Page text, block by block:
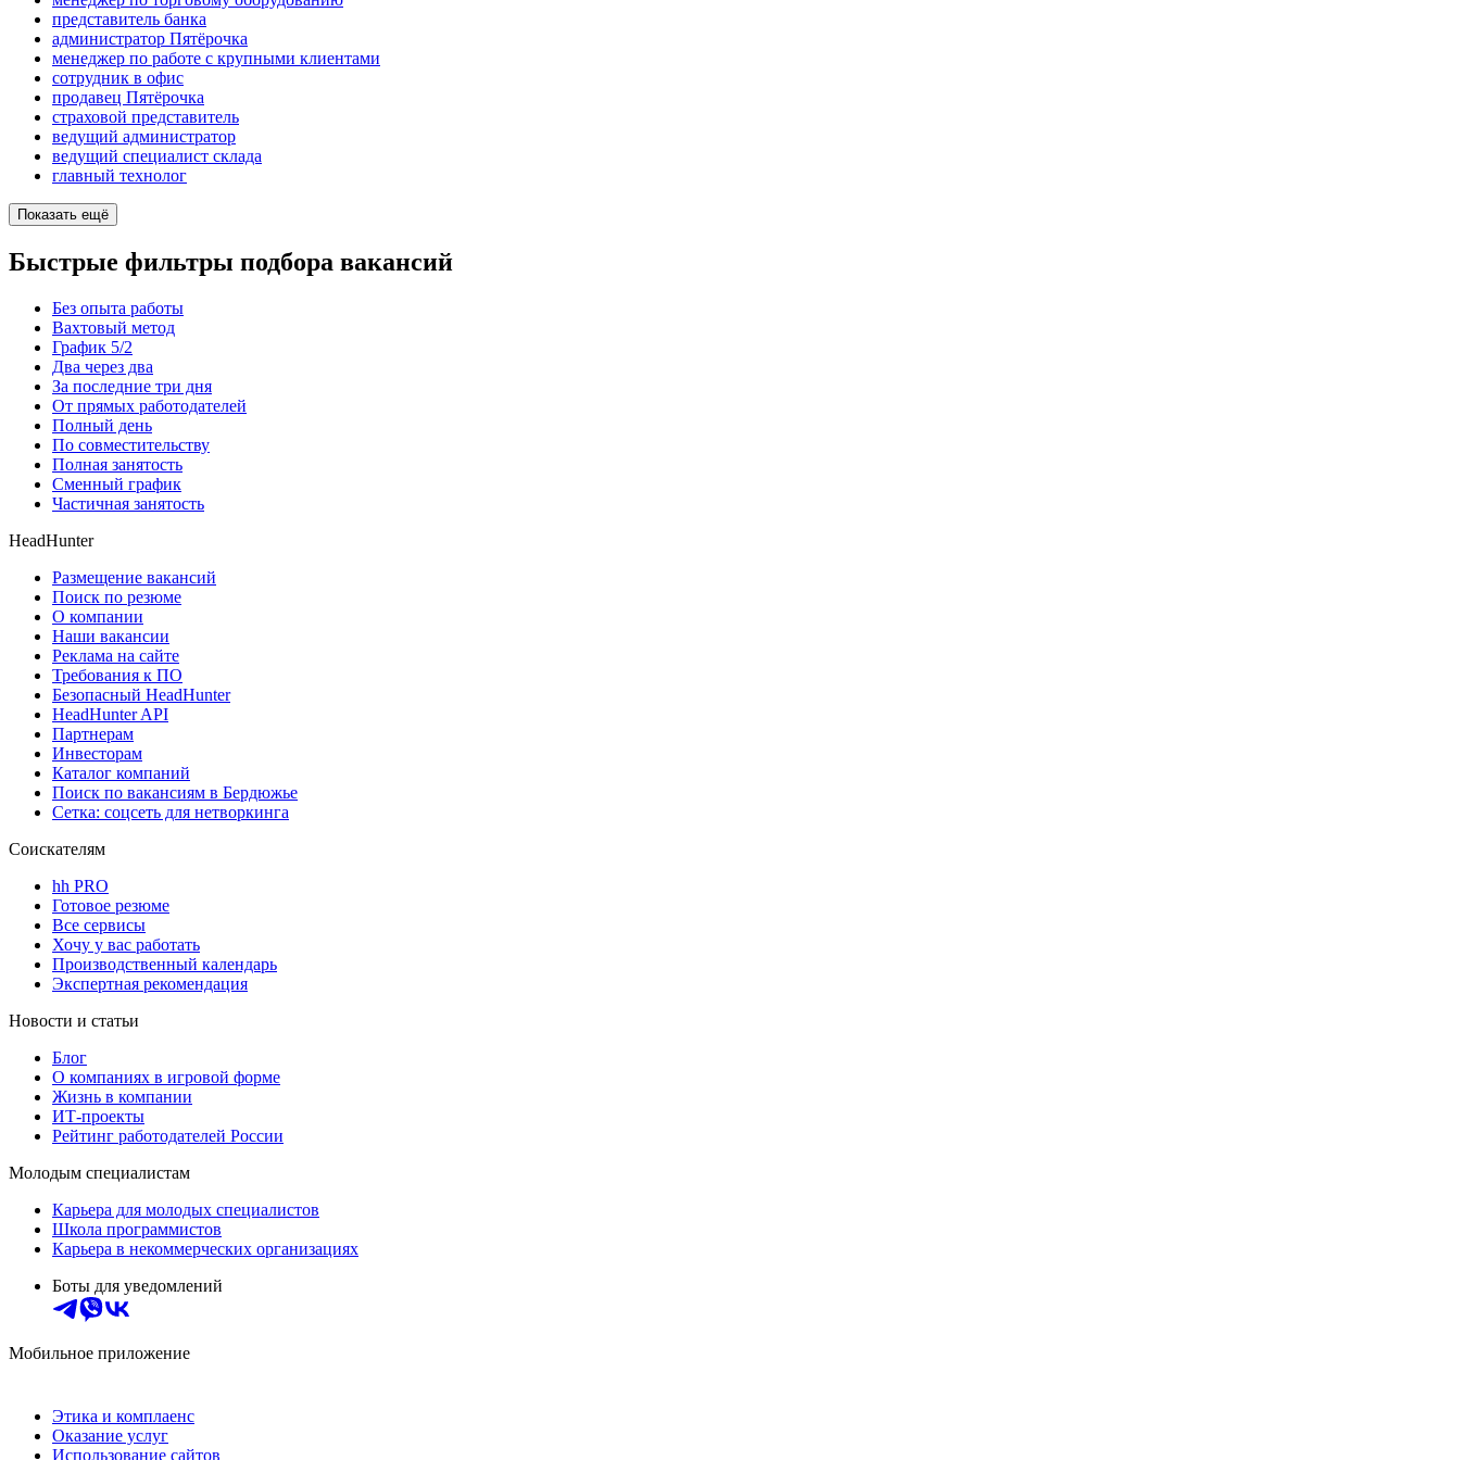
представитель банка
администратор Пятёрочка
менеджер по работе с крупными клиентами
сотрудник в офис
продавец Пятёрочка
страховой представитель
ведущий администратор
ведущий специалист склада
главный технолог
Показать ещё
Быстрые фильтры подбора вакансий
Без опыта работы
Вахтовый метод
График 5/2
Два через два
За последние три дня
От прямых работодателей
Полный день
По совместительству
Полная занятость
Сменный график
Частичная занятость
HeadHunter
Размещение вакансий
Поиск по резюме
О компании
Наши вакансии
Реклама на сайте
Требования к ПО
Безопасный HeadHunter
HeadHunter API
Партнерам
Инвесторам
Каталог компаний
Поиск по вакансиям в Бердюжье
Сетка: соцсеть для нетворкинга
Соискателям
hh PRO
Готовое резюме
Все сервисы
Хочу у вас работать
Производственный календарь
Экспертная рекомендация
Новости и статьи
Блог
О компаниях в игровой форме
Жизнь в компании
ИТ-проекты
Рейтинг работодателей России
Молодым специалистам
Карьера для молодых специалистов
Школа программистов
Карьера в некоммерческих организациях
Боты для уведомлений
Мобильное приложение
Этика и комплаенс
Оказание услуг
Использование сайтов